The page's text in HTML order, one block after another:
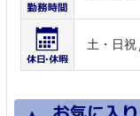
土・日祝